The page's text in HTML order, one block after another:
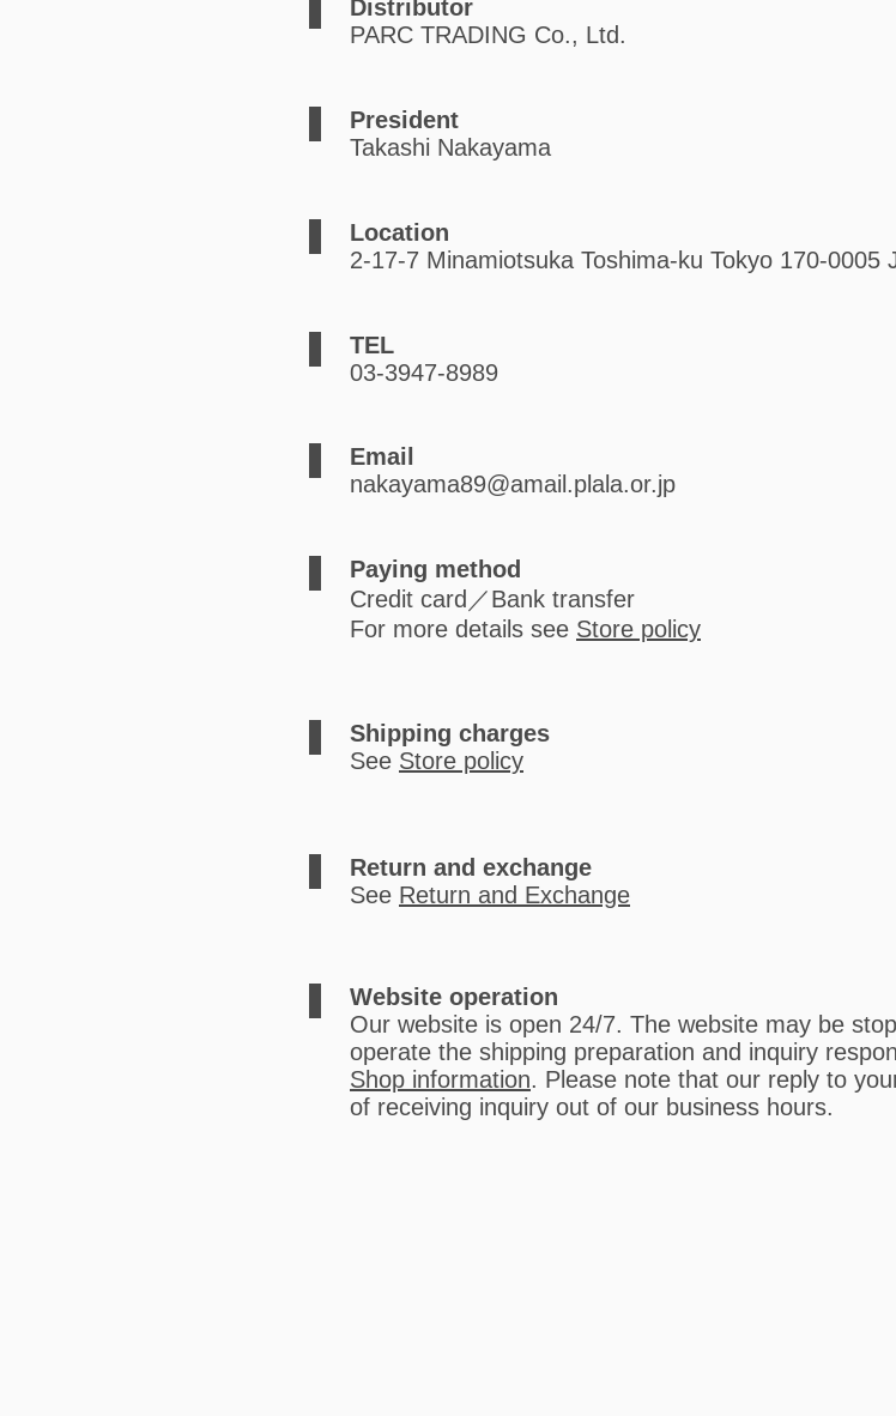
Distributor
PARC TRADING Co., Ltd.
President
Takashi Nakayama
Location
2-17-7 Minamiotsuka Toshima-ku Tokyo 170-0005
TEL
03-3947-8989
Email
nakayama89@amail.plala.or.jp
Paying method
Credit card／Bank transfer
For more details see Store policy
Shipping charges
See Store policy
Return and exchange
See Return and Exchange
Website operation
Our website is open 24/7. The website may be
operate the shipping preparation and inquiry
Shop information. Please note that our reply to
of receiving inquiry out of our business hours.